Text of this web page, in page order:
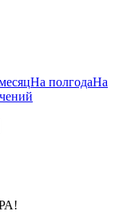
На полгодаНа